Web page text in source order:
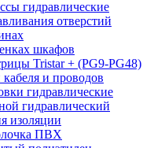
гидравлические
отверстий
шкафов
Tristar + (PG9-PG48)
кабеля и проводов
гидравлические
гидравлический
изоляции
ПВХ